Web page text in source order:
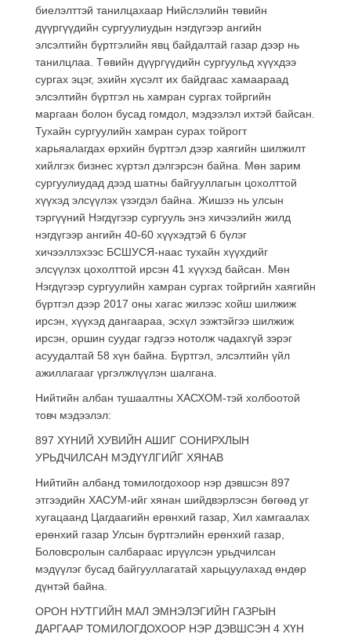
биелэлттэй танилцахаар Нийслэлийн төвийн
дүүргүүдийн сургуулиудын нэгдүгээр ангийн
элсэлтийн бүртгэлийн явц байдалтай газар дээр нь
танилцлаа. Төвийн дүүргүүдийн сургуульд хүүхдээ
сургах эцэг, эхийн хүсэлт их байдгаас хамаараад
элсэлтийн бүртгэл нь хамран сургах тойргийн
маргаан болон бусад гомдол, мэдээлэл ихтэй байсан.
Тухайн сургуулийн хамран сурах тойрогт
харьяалагдах өрхийн бүртгэл дээр хаягийн шилжилт
хийлгэх бизнес хүртэл дэлгэрсэн байна. Мөн зарим
сургуулиудад дээд шатны байгууллагын цохолттой
хүүхэд элсүүлэх үзэгдэл байна. Жишээ нь улсын
тэргүүний Нэгдүгээр сургууль энэ хичээлийн жилд
нэгдүгээр ангийн 40-60 хүүхэдтэй 6 бүлэг
хичээллэхээс БСШУСЯ-наас тухайн хүүхдийг
элсүүлэх цохолттой ирсэн 41 хүүхэд байсан. Мөн
Нэгдүгээр сургуулийн хамран сургах тойргийн хаягийн
бүртгэл дээр 2017 оны хагас жилээс хойш шилжиж
ирсэн, хүүхэд дангаараа, эсхүл ээжтэйгээ шилжиж
ирсэн, оршин суудаг гэдгээ нотолж чадахгүй зэрэг
асуудалтай 58 хүн байна. Бүртгэл, элсэлтийн үйл
ажиллагааг үргэлжлүүлэн шалгана.
Нийтийн албан тушаалтны ХАСХОМ-тэй холбоотой
товч мэдээлэл:
897 ХҮНИЙ ХУВИЙН АШИГ СОНИРХЛЫН
УРЬДЧИЛСАН МЭДҮҮЛГИЙГ ХЯНАВ
Нийтийн албанд томилогдохоор нэр дэвшсэн 897
этгээдийн ХАСУМ-ийг хянан шийдвэрлэсэн бөгөөд уг
хугацаанд Цагдаагийн ерөнхий газар, Хил хамгаалах
ерөнхий газар Улсын бүртгэлийн ерөнхий газар,
Боловсролын салбараас ирүүлсэн урьдчилсан
мэдүүлэг бусад байгууллагатай харьцуулахад өндөр
дүнтэй байна.
ОРОН НУТГИЙН МАЛ ЭМНЭЛЭГИЙН ГАЗРЫН
ДАРГААР ТОМИЛОГДОХООР НЭР ДЭВШСЭН 4 ХҮН